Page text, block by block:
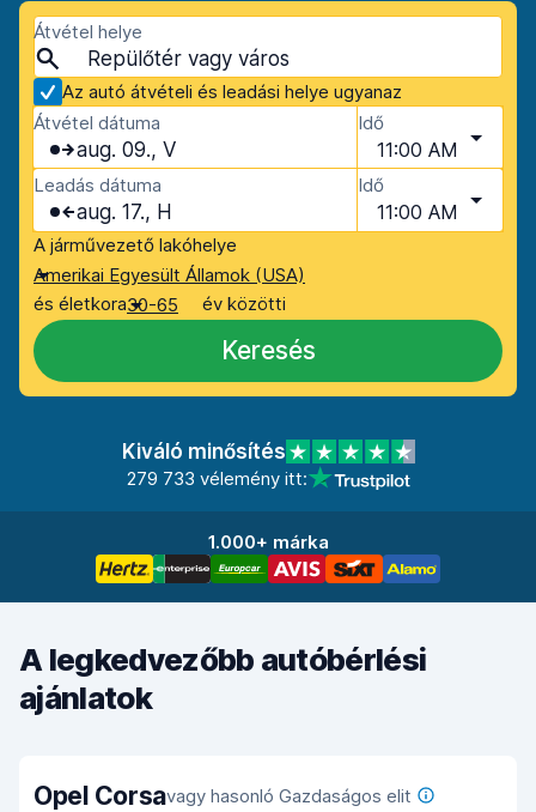
Átvétel helye
Az autó átvételi és leadási helye ugyanaz
Átvétel dátuma
aug. 09., V
Idő
11:00 AM
Leadás dátuma
aug. 17., H
Idő
11:00 AM
A járművezető lakóhelye
Amerikai Egyesült Államok (USA)
és életkora30-65 év közötti
Keresés
Kiváló minősítés
279 733 vélemény itt:
1.000+ márka
A legkedvezőbb autóbérlési
ajánlatok
Opel Corsavagy hasonló Gazdaságos elit